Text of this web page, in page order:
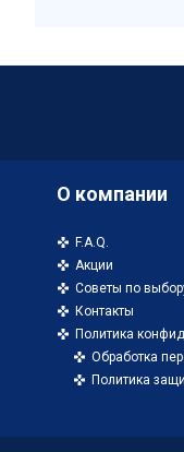
О компании
F.A.Q.
Акции
Советы по
Контакты
Политика
Обработка
Политика